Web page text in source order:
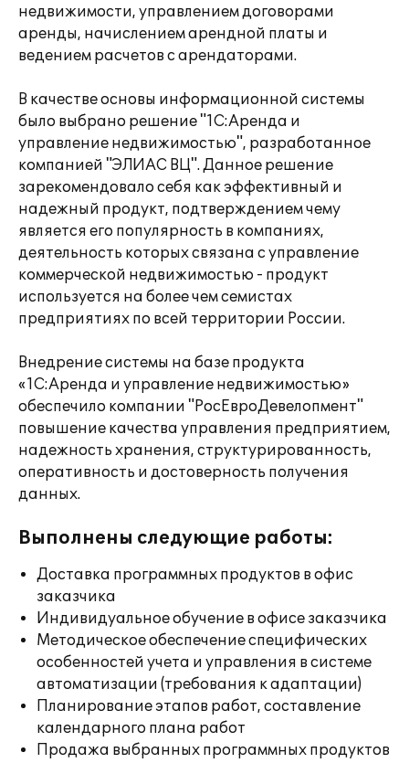
недвижимости, управлением договорами
аренды, начислением арендной платы и
ведением расчетов с арендаторами.
В качестве основы информационной системы
было выбрано решение "1С:Аренда и
управление недвижимостью", разработанное
компанией "ЭЛИАС ВЦ". Данное решение
зарекомендовало себя как эффективный и
надежный продукт, подтверждением чему
является его популярность в компаниях,
деятельность которых связана с управление
коммерческой недвижимостью - продукт
используется на более чем семистах
предприятиях по всей территории России.
Внедрение системы на базе продукта
«1С:Аренда и управление недвижимостью»
обеспечило компании "РосЕвроДевелопмент"
повышение качества управления предприятием,
надежность хранения, структурированность,
оперативность и достоверность получения
данных.
Выполнены следующие работы:
Доставка программных продуктов в офис
заказчика
Индивидуальное обучение в офисе заказчика
Методическое обеспечение специфических
особенностей учета и управления в системе
автоматизации (требования к адаптации)
Планирование этапов работ, составление
календарного плана работ
Продажа выбранных программных продуктов